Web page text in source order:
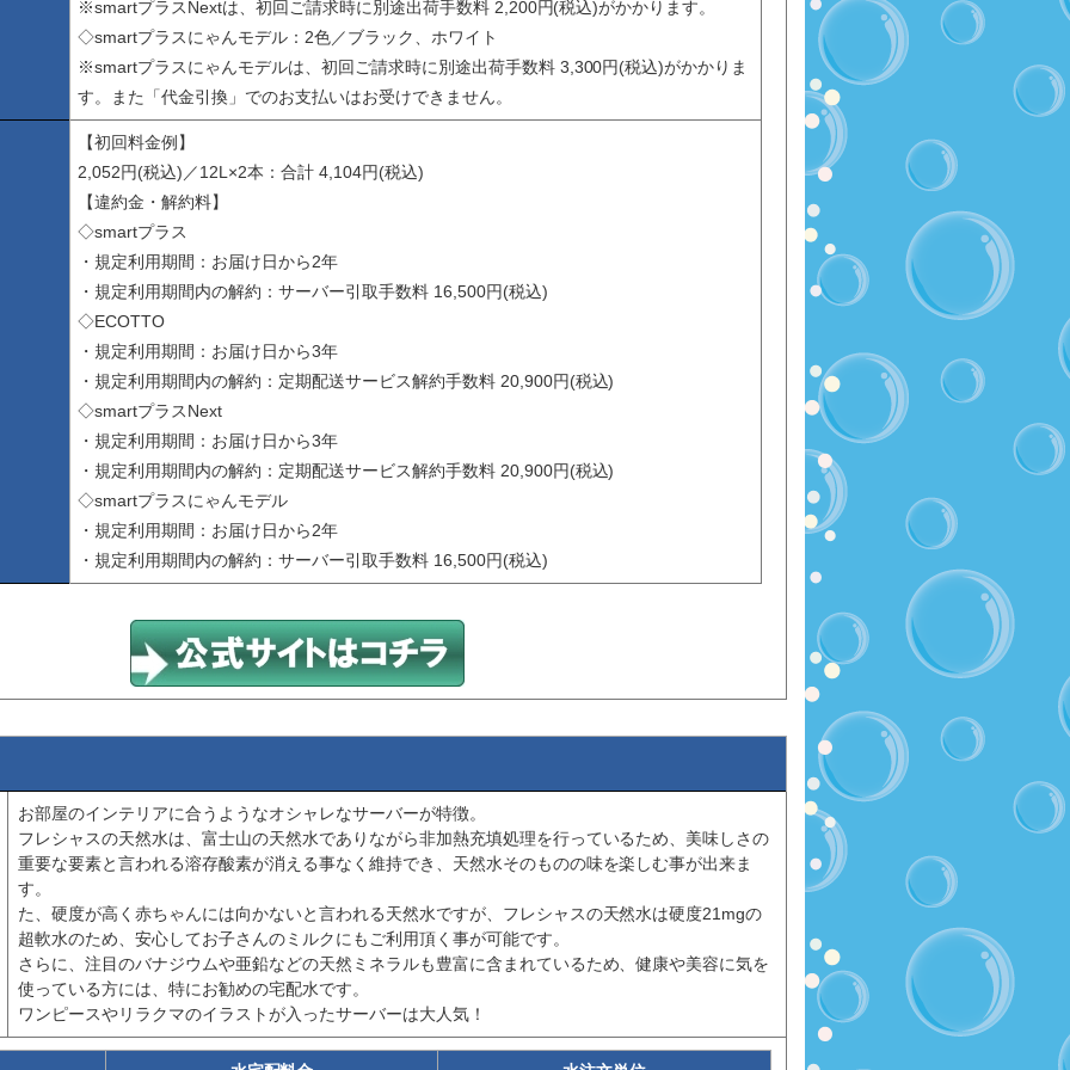
※smartプラスNextは、初回ご請求時に別途出荷手数料 2,200円(税込)がかかります。
◇smartプラスにゃんモデル：2色／ブラック、ホワイト
※smartプラスにゃんモデルは、初回ご請求時に別途出荷手数料 3,300円(税込)がかかりま
す。また「代金引換」でのお支払いはお受けできません。
【初回料金例】
2,052円(税込)／12L×2本：合計 4,104円(税込)
【違約金・解約料】
◇smartプラス
・規定利用期間：お届け日から2年
・規定利用期間内の解約：サーバー引取手数料 16,500円(税込)
◇ECOTTO
・規定利用期間：お届け日から3年
・規定利用期間内の解約：定期配送サービス解約手数料 20,900円(税込)
◇smartプラスNext
・規定利用期間：お届け日から3年
・規定利用期間内の解約：定期配送サービス解約手数料 20,900円(税込)
◇smartプラスにゃんモデル
・規定利用期間：お届け日から2年
・規定利用期間内の解約：サーバー引取手数料 16,500円(税込)
お部屋のインテリアに合うようなオシャレなサーバーが特徴。
フレシャスの天然水は、富士山の天然水でありながら非加熱充填処理を行っているため、美味しさの
重要な要素と言われる溶存酸素が消える事なく維持でき、天然水そのものの味を楽しむ事が出来ま
す。
た、硬度が高く赤ちゃんには向かないと言われる天然水ですが、フレシャスの天然水は硬度21mgの
超軟水のため、安心してお子さんのミルクにもご利用頂く事が可能です。
さらに、注目のバナジウムや亜鉛などの天然ミネラルも豊富に含まれているため、健康や美容に気を
使っている方には、特にお勧めの宅配水です。
ワンピースやリラクマのイラストが入ったサーバーは大人気！